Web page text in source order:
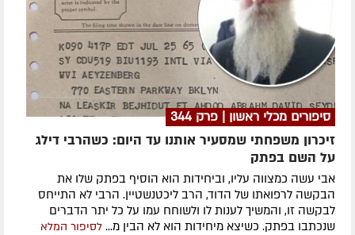
סיפורים מכלי ראשון | פרק 344
זיכרון משפחתי שמסעיר אותנו עד היום: כשהרבי דילג
על השם בפתק
אבי עשה כמצווה עליו, וביחידות הוא הוסיף בפתק שלו את
הבקשה לרפואתו של הדוד, הרב ליכטנשטיין. הרבי לא התייחס
לבקשה זו, והמשיך לענות לו ולשוחח עמו על כל יתר הדברים
שנכתבו בפתק. כשיצא מיחידות הוא לא הבין מ... לסיפור המלא